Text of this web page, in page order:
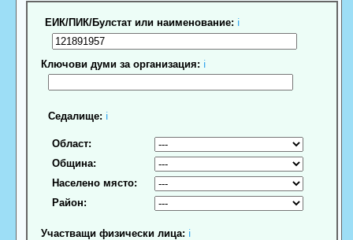
ЕИК/ПИК/Булстат или наименование: ℹ
Ключови думи за организация: ℹ
Седалище: ℹ
Област:
Община:
Населено място:
Район:
Участващи физически лица: ℹ